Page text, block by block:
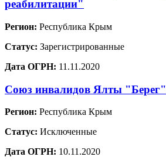
реабилитации"
Регион: Республика Крым
Статус: Зарегистрированные
Дата ОГРН: 11.11.2020
Союз инвалидов Ялты "Берег"
Регион: Республика Крым
Статус: Исключенные
Дата ОГРН: 10.11.2020